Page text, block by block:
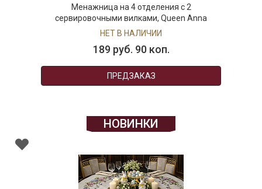
Менажница на 4 отделения с 2
сервировочными вилками, Queen Anna
НЕТ В НАЛИЧИИ
189 руб. 90 коп.
ПРЕДЗАКАЗ
НОВИНКИ